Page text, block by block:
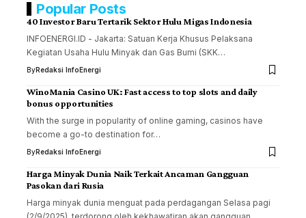
Popular Posts
40 Investor Baru Tertarik Sektor Hulu Migas Indonesia
INFOENERGI.ID - Jakarta: Satuan Kerja Khusus Pelaksana
Kegiatan Usaha Hulu Minyak dan Gas Bumi (SKK…
ByRedaksi InfoEnergi
WinoMania Casino UK: Fast access to top slots and daily
bonus opportunities
With the surge in popularity of online gaming, casinos have
become a go-to destination for…
ByRedaksi InfoEnergi
Harga Minyak Dunia Naik Terkait Ancaman Gangguan
Pasokan dari Rusia
Harga minyak dunia menguat pada perdagangan Selasa pagi